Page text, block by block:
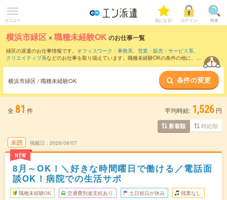
メニュー 気になる! ログイン 検索
横浜市緑区 ×職種未経験OK のお仕事一覧
緑区の派遣のお仕事情報です。 オフィスワーク・事務系、 営業・販売・サービス系、
クリエイティブ系などのお仕事を取り揃えています。職種未経験OKの条件の他に、 交
横浜市緑区 / 職種未経験OK 条件の変更
全 81 件 平均時給: 1,526 円
新着順 時給順
未読
NEW
掲載日 2026/08/07
8月～OK！＼好きな時間曜日で働ける／電話面
談OK！病院での生活サポ
職種未経験OK 交通費別途支給あり 土日祝日が休み 残業なし